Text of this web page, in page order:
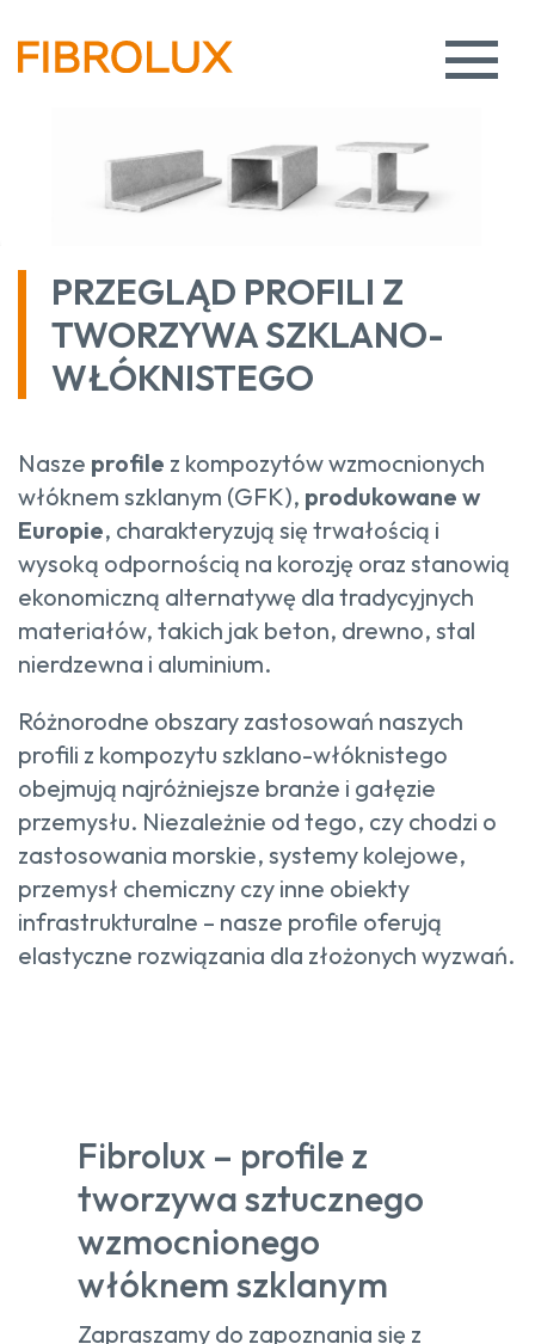
PRZEGLĄD PROFILI Z
TWORZYWA SZKLANO-
WŁÓKNISTEGO
Nasze profile z kompozytów wzmocnionych
włóknem szklanym (GFK), produkowane w
Europie, charakteryzują się trwałością i
wysoką odpornością na korozję oraz stanowią
ekonomiczną alternatywę dla tradycyjnych
materiałów, takich jak beton, drewno, stal
nierdzewna i aluminium.
Różnorodne obszary zastosowań naszych
profili z kompozytu szklano-włóknistego
obejmują najróżniejsze branże i gałęzie
przemysłu. Niezależnie od tego, czy chodzi o
zastosowania morskie, systemy kolejowe,
przemysł chemiczny czy inne obiekty
infrastrukturalne – nasze profile oferują
elastyczne rozwiązania dla złożonych wyzwań.
Fibrolux – profile z
tworzywa sztucznego
wzmocnionego
włóknem szklanym
Zapraszamy do zapoznania się z